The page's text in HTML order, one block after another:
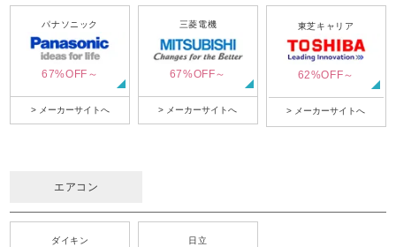
パナソニック
67%OFF～
> メーカーサイトへ
三菱電機
67%OFF～
> メーカーサイトへ
東芝キャリア
62%OFF～
> メーカーサイトへ
エアコン
ダイキン 日立